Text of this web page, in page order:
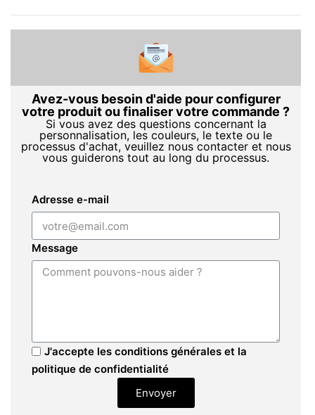
Avez-vous besoin d'aide pour configurer
votre produit ou finaliser votre commande ?
Si vous avez des questions concernant la
personnalisation, les couleurs, le texte ou le
processus d'achat, veuillez nous contacter et nous
vous guiderons tout au long du processus.
Adresse e-mail
Message
J'accepte les conditions générales et la
politique de confidentialité
Envoyer